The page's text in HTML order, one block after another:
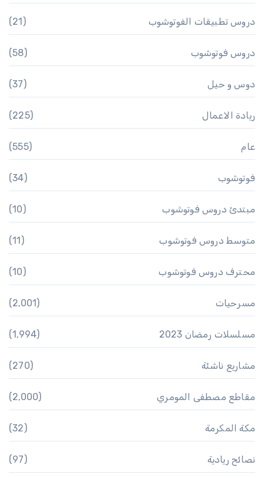
دروس تطبيقات الفوتوشوب (21)
دروس فوتوشوب (58)
دوس و حيل (37)
ريادة الاعمال (225)
عام (555)
فوتوشوب (34)
مبتدئ دروس فوتوشوب (10)
متوسط دروس فوتوشوب (11)
محترف دروس فوتوشوب (10)
مسرحيات (2٬001)
مسلسلات رمضان 2023 (1٬994)
مشاريع ناشئة (270)
مقاطع مصطفى المومري (2٬000)
مكة المكرمة (32)
نصائح ريادية (97)